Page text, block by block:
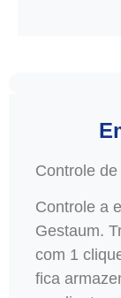
Controle
Controle a
Gestaum.
com 1
fica